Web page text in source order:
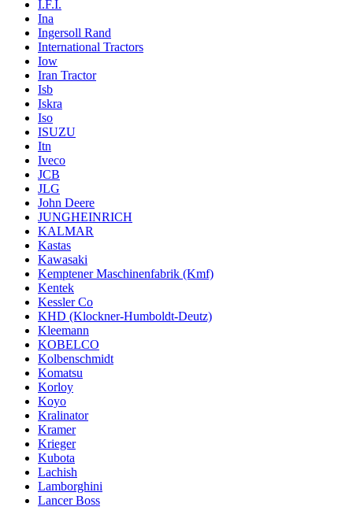
I.F.I.
Ina
Ingersoll Rand
International Tractors
Iow
Iran Tractor
Isb
Iskra
Iso
ISUZU
Itn
Iveco
JCB
JLG
John Deere
JUNGHEINRICH
KALMAR
Kastas
Kawasaki
Kemptener Maschinenfabrik (Kmf)
Kentek
Kessler Co
KHD (Klockner-Humboldt-Deutz)
Kleemann
KOBELCO
Kolbenschmidt
Komatsu
Korloy
Koyo
Kralinator
Kramer
Krieger
Kubota
Lachish
Lamborghini
Lancer Boss